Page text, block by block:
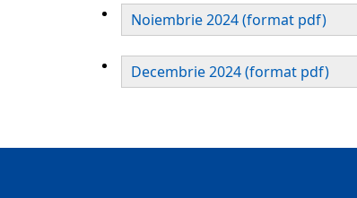
Noiembrie 2024 (format pdf)
Decembrie 2024 (format pdf)